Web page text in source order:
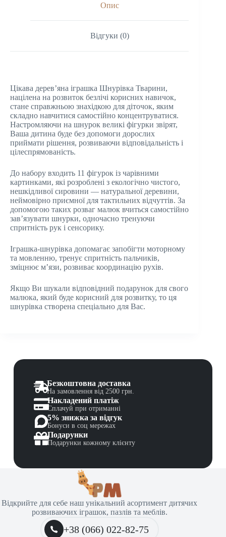
Опис
Відгуки (0)
Цікава дерев’яна іграшка Шнурівка Тварини,
націлена на розвиток безлічі корисних навичок,
стане справжньою знахідкою для діточок, яким
складно навчитися самостійно концентруватися.
Настромляючи на шнурок великі фігурки звірят,
Ваша дитина буде без допомоги дорослих
приймати рішення, розвиваючи відповідальність і
цілеспрямованість.
До набору входить 11 фігурок із чарівними
картинками, які розроблені з екологічно чистого,
нешкідливої сировини — натуральної деревини,
неймовірно приємної для тактильних відчуттів. За
допомогою таких розваг малюк вчиться самостійно
зав’язувати шнурки, одночасно тренуючи
спритність рук і сенсорику.
Іграшка-шнурівка допомагає запобігти моторному
та мовленню, тренує спритність пальчиків,
зміцнює м’язи, розвиває координацію рухів.
Якщо Ви шукали відповідний подарунок для свого
малюка, який буде корисний для розвитку, то ця
шнурівка створена спеціально для Вас.
Безкоштовна доставка
На замовлення від 2500 грн.
Накладений платіж
Сплачуй при отриманні
5% знижка за відгук
Бонуси в соц мережах
Подарунки
Подарунки кожному клієнту
Відкрийте для себе наш унікальний асортимент дитячих
розвиваючих іграшок, пазлів та меблів.
+38 (066) 022-82-75